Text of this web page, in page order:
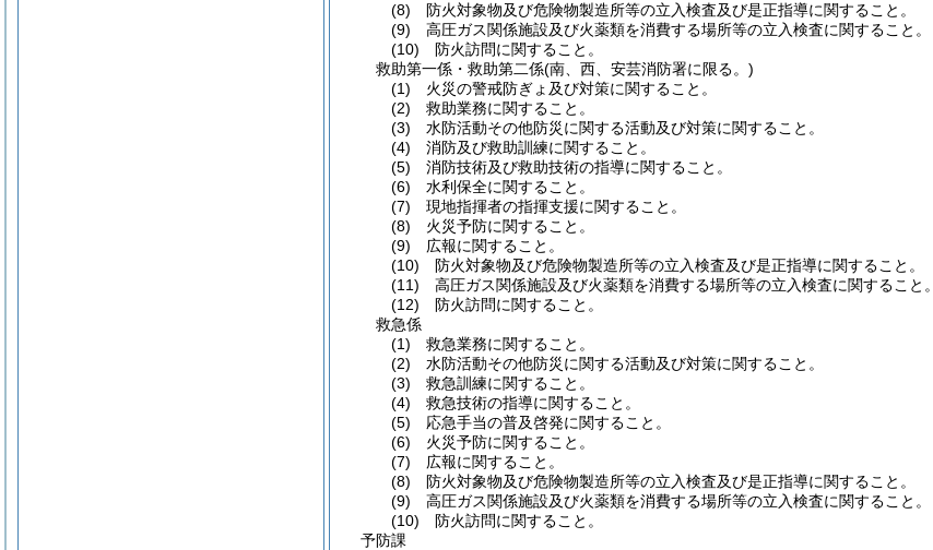
(8) 防火対象物及び危険物製造所等の立入検査及び是正指導に関すること。
(9) 高圧ガス関係施設及び火薬類を消費する場所等の立入検査に関すること。
(10) 防火訪問に関すること。
救助第一係・救助第二係(南、西、安芸消防署に限る。)
(1) 火災の警戒防ぎょ及び対策に関すること。
(2) 救助業務に関すること。
(3) 水防活動その他防災に関する活動及び対策に関すること。
(4) 消防及び救助訓練に関すること。
(5) 消防技術及び救助技術の指導に関すること。
(6) 水利保全に関すること。
(7) 現地指揮者の指揮支援に関すること。
(8) 火災予防に関すること。
(9) 広報に関すること。
(10) 防火対象物及び危険物製造所等の立入検査及び是正指導に関すること。
(11) 高圧ガス関係施設及び火薬類を消費する場所等の立入検査に関すること。
(12) 防火訪問に関すること。
救急係
(1) 救急業務に関すること。
(2) 水防活動その他防災に関する活動及び対策に関すること。
(3) 救急訓練に関すること。
(4) 救急技術の指導に関すること。
(5) 応急手当の普及啓発に関すること。
(6) 火災予防に関すること。
(7) 広報に関すること。
(8) 防火対象物及び危険物製造所等の立入検査及び是正指導に関すること。
(9) 高圧ガス関係施設及び火薬類を消費する場所等の立入検査に関すること。
(10) 防火訪問に関すること。
予防課